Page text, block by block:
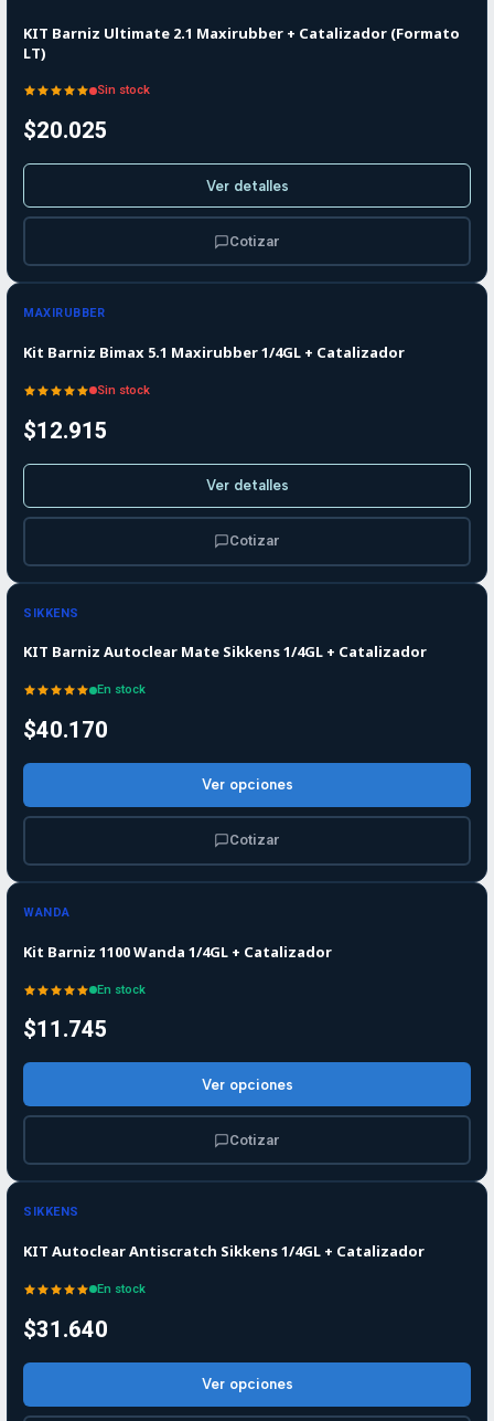
KIT Barniz Ultimate 2.1 Maxirubber + Catalizador (Formato
LT)
Sin stock
$20.025
Ver detalles
Cotizar
Agotado
MAXIRUBBER
Kit Barniz Bimax 5.1 Maxirubber 1/4GL + Catalizador
Sin stock
$12.915
Ver detalles
Cotizar
SIKKENS
KIT Barniz Autoclear Mate Sikkens 1/4GL + Catalizador
En stock
$40.170
Ver opciones
Cotizar
WANDA
Kit Barniz 1100 Wanda 1/4GL + Catalizador
En stock
$11.745
Ver opciones
Cotizar
SIKKENS
KIT Autoclear Antiscratch Sikkens 1/4GL + Catalizador
En stock
$31.640
Ver opciones